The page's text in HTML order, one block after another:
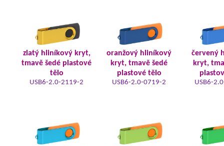
zlatý hliníkový kryt,
tmavě šedé plastové
tělo
USB6-2.0-2119-2
oranžový hliníkový
kryt, tmavě šedé
plastové tělo
USB6-2.0-0719-2
červený
kryt,
USB6-